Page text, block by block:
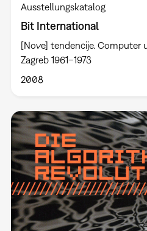
Ausstellungskatalog
Bit International
[Nove] tendencije. Computer
Zagreb 1961–1973
2008